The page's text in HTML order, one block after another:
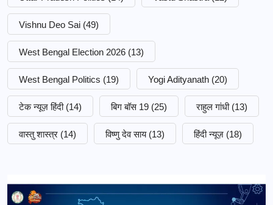
Vishnu Deo Sai (49)
West Bengal Election 2026 (13)
West Bengal Politics (19) Yogi Adityanath (20)
टेक न्यूज़ हिंदी (14) बिग बॉस 19 (25) राहुल गांधी (13)
वास्तु शास्त्र (14) विष्णु देव साय (13) हिंदी न्यूज़ (18)